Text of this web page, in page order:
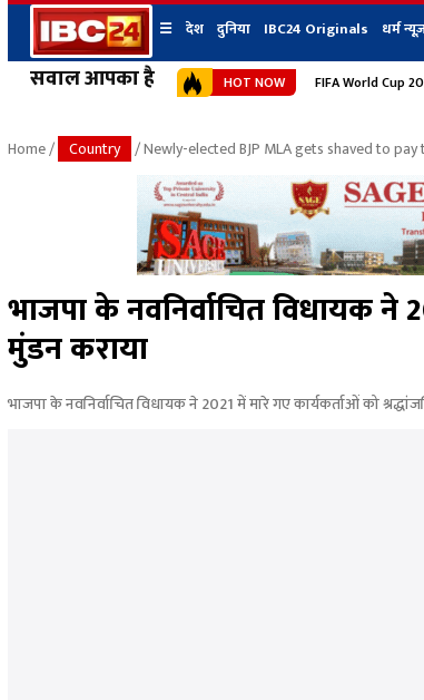
सवाल आपका है
☰ देश दुनिया IBC24 Originals धर्म
छत्तीसगढ़ न्यूज
उत्तर प्रदेश न्यूज
बिहार न्यूज
उत्तराखंड न्यूज
महाराष्ट्र न्यूज
हिमाचल प्रदेश न्यूज
हरियाणा न्यूज
शहर
भोपाल
जबलपुर
ग्वालियर
रायपुर
बिलासपुर
दुनिया
HOT NOW FIFA World Cup
Home/ Country / Newly-elected BJP MLA gets shaved to
भाजपा के नवनिर्वाचित विधायक ने
मुंडन कराया
भाजपा के नवनिर्वाचित विधायक ने 2021 में मारे गए कार्यकर्ताओं को